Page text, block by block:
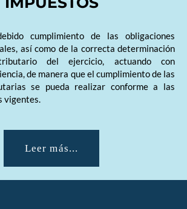
cumplimiento de las obligaciones
así como de la correcta determinación
del ejercicio, actuando con
de manera que el cumplimiento de las
se pueda realizar conforme a las
vigentes.
Leer más...